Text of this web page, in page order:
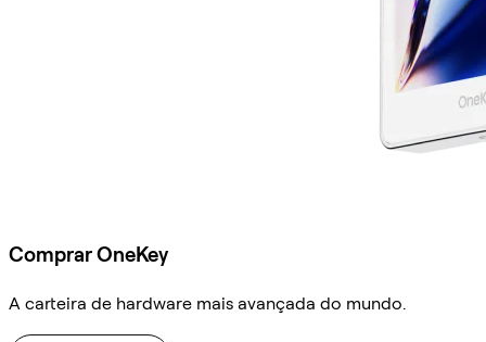
Comprar OneKey
A carteira de hardware mais avançada do mundo.